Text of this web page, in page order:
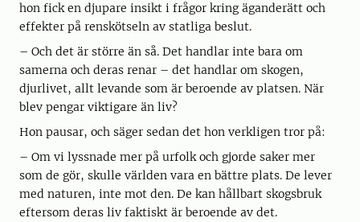
hon fick en djupare insikt i frågor kring äganderätt och
effekter på renskötseln av statliga beslut.
– Och det är större än så. Det handlar inte bara om
samerna och deras renar – det handlar om skogen,
djurlivet, allt levande som är beroende av platsen. När
blev pengar viktigare än liv?
Hon pausar, och säger sedan det hon verkligen tror på:
– Om vi lyssnade mer på urfolk och gjorde saker mer
som de gör, skulle världen vara en bättre plats. De lever
med naturen, inte mot den. De kan hållbart skogsbruk
eftersom deras liv faktiskt är beroende av det.